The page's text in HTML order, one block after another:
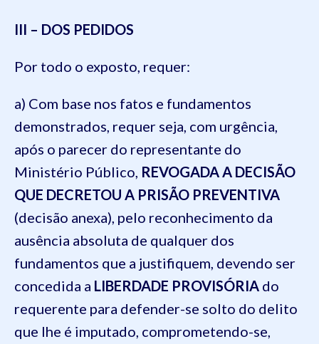
III – DOS PEDIDOS
Por todo o exposto, requer:
a) Com base nos fatos e fundamentos
demonstrados, requer seja, com urgência,
após o parecer do representante do
Ministério Público, REVOGADA A DECISÃO
QUE DECRETOU A PRISÃO PREVENTIVA
(decisão anexa), pelo reconhecimento da
ausência absoluta de qualquer dos
fundamentos que a justifiquem, devendo ser
concedida a LIBERDADE PROVISÓRIA do
requerente para defender-se solto do delito
que lhe é imputado, comprometendo-se,